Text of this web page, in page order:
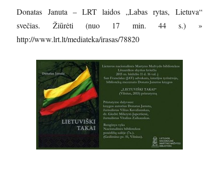
Donatas Januta – LRT laidos „Labas rytas, Lietuva“
svečias. Žiūrėti (nuo 17 min. 44 s.) »
http://www.lrt.lt/mediateka/irasas/78820